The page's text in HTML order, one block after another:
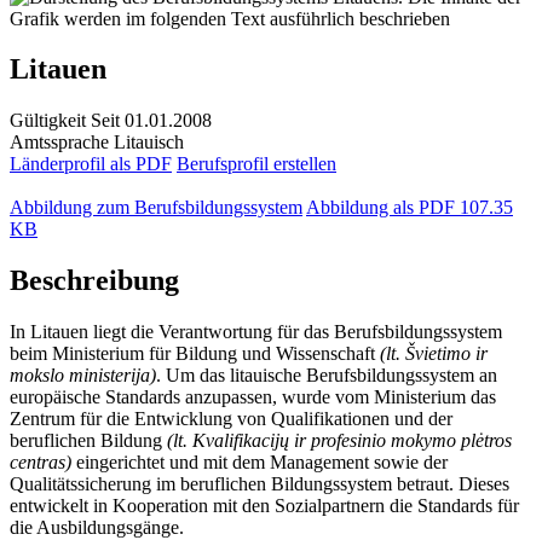
Litauen
Gültigkeit Seit 01.01.2008
Amtssprache Litauisch
Länderprofil als PDF Berufsprofil erstellen
Abbildung zum Berufsbildungssystem Abbildung als PDF 107.35
KB
Beschreibung
In Litauen liegt die Verantwortung für das Berufsbildungssystem
beim Ministerium für Bildung und Wissenschaft (lt. Švietimo ir
mokslo ministerija). Um das litauische Berufsbildungssystem an
europäische Standards anzupassen, wurde vom Ministerium das
Zentrum für die Entwicklung von Qualifikationen und der
beruflichen Bildung (lt. Kvalifikacijų ir profesinio mokymo plėtros
centras) eingerichtet und mit dem Management sowie der
Qualitätssicherung im beruflichen Bildungssystem betraut. Dieses
entwickelt in Kooperation mit den Sozialpartnern die Standards für
die Ausbildungsgänge.